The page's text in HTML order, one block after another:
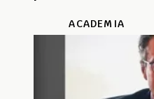
ACADEMIA